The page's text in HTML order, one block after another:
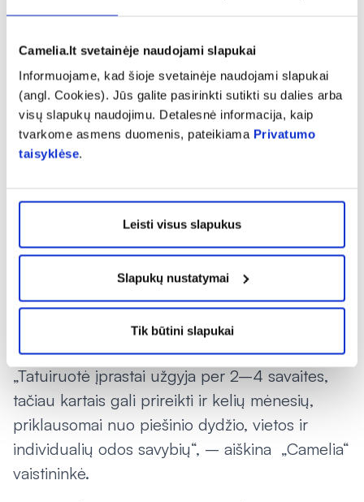
Camelia.lt svetainėje naudojami slapukai
Informuojame, kad šioje svetainėje naudojami slapukai
(angl. Cookies). Jūs galite pasirinkti sutikti su dalies arba
visų slapukų naudojimu. Detalesnė informacija, kaip
tvarkome asmens duomenis, pateikiama Privatumo
taisyklėse.
Leisti visus slapukus
Slapukų nustatymai
Tik būtini slapukai
lankytis baseine;
eiti į pirtį;
maudytis viešuose vandens telkiniuose;
degintis saulėje;
atlikti odos šveitimo;
atlikti depiliacijos tatuiruotoje vietoje.
Taip pat labai svarbu:
nekasyti tatuiruotės;
netrinti jos rankšluosčiu ar drabužiais;
nekrapštyti susidariusio šašo.
Šios klaidos gali ne tik sugadinti piešinį, bet ir
padidinti infekcijų tikimybę.
„Tatuiruotė įprastai užgyja per 2–4 savaites,
tačiau kartais gali prireikti ir kelių mėnesių,
priklausomai nuo piešinio dydžio, vietos ir
individualių odos savybių“, – aiškina „Camelia“
vaistininkė.